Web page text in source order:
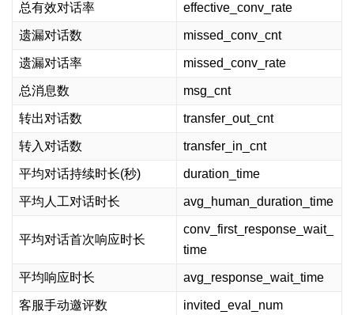
总有效对话率 effective_conv_rate
遗漏对话数 missed_conv_cnt
遗漏对话率 missed_conv_rate
总消息数 msg_cnt
转出对话数 transfer_out_cnt
转入对话数 transfer_in_cnt
平均对话持续时长(秒) duration_time
平均人工对话时长 avg_human_duration_time
平均对话首次响应时长
conv_first_response_wait_
time
平均响应时长 avg_response_wait_time
客服手动邀评数 invited_eval_num